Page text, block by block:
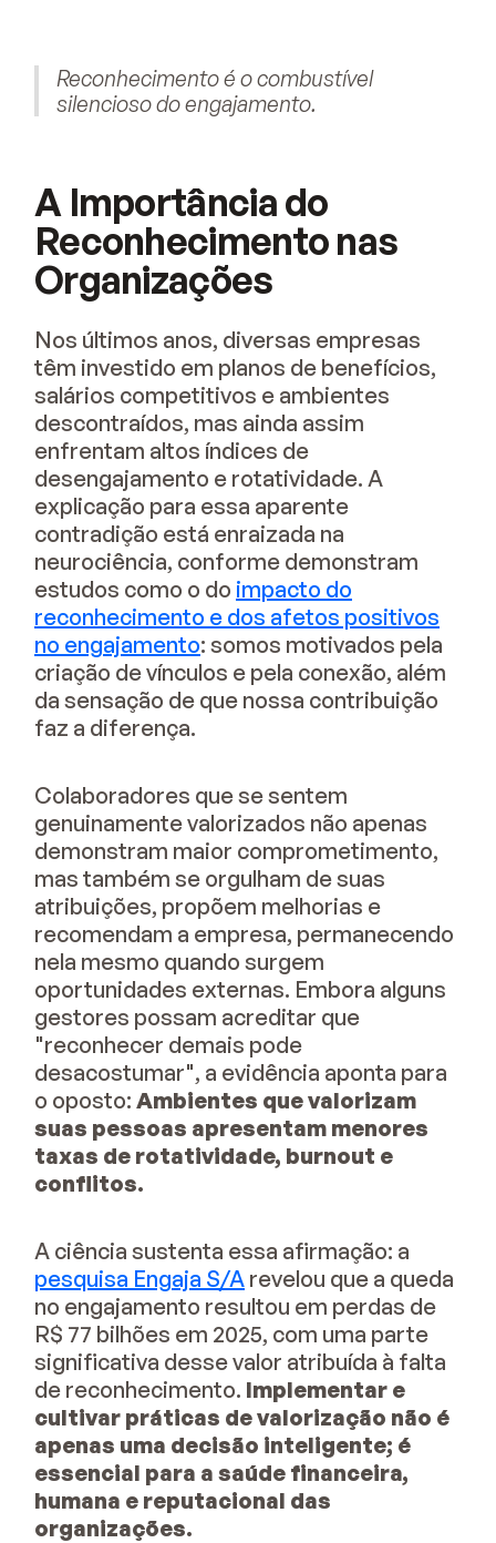
Reconhecimento é o combustível
silencioso do engajamento.
A Importância do
Reconhecimento nas
Organizações
Nos últimos anos, diversas empresas
têm investido em planos de benefícios,
salários competitivos e ambientes
descontraídos, mas ainda assim
enfrentam altos índices de
desengajamento e rotatividade. A
explicação para essa aparente
contradição está enraizada na
neurociência, conforme demonstram
estudos como o do impacto do
reconhecimento e dos afetos positivos
no engajamento: somos motivados pela
criação de vínculos e pela conexão, além
da sensação de que nossa contribuição
faz a diferença.
Colaboradores que se sentem
genuinamente valorizados não apenas
demonstram maior comprometimento,
mas também se orgulham de suas
atribuições, propõem melhorias e
recomendam a empresa, permanecendo
nela mesmo quando surgem
oportunidades externas. Embora alguns
gestores possam acreditar que
"reconhecer demais pode
desacostumar", a evidência aponta para
o oposto: Ambientes que valorizam
suas pessoas apresentam menores
taxas de rotatividade, burnout e
conflitos.
A ciência sustenta essa afirmação: a
pesquisa Engaja S/A revelou que a queda
no engajamento resultou em perdas de
R$ 77 bilhões em 2025, com uma parte
significativa desse valor atribuída à falta
de reconhecimento. Implementar e
cultivar práticas de valorização não é
apenas uma decisão inteligente; é
essencial para a saúde financeira,
humana e reputacional das
organizações.